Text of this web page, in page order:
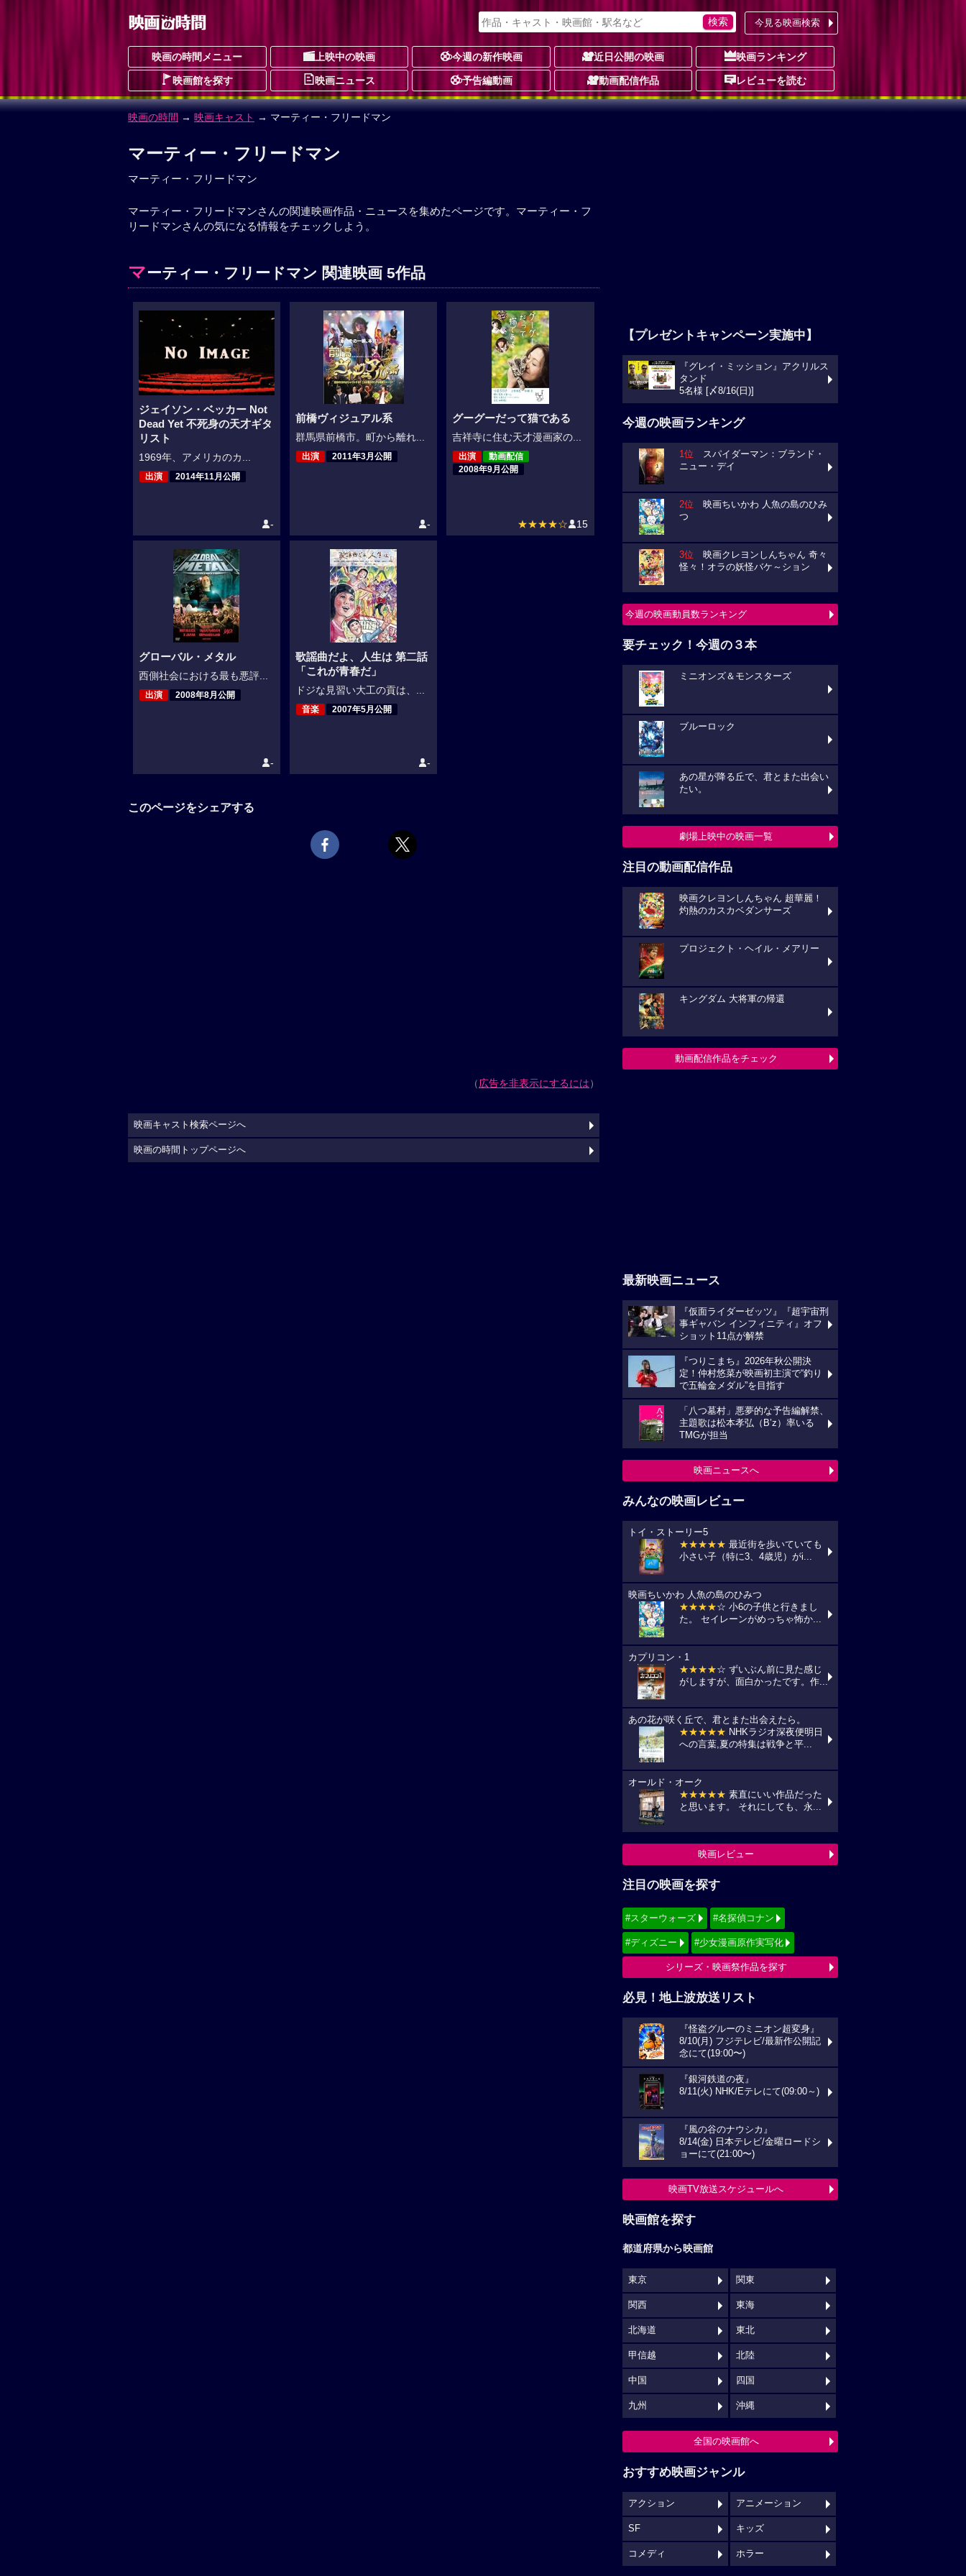
今見る映画検索
映画の時間メニュー 上映中の映画 今週の新作映画 近日公開の映画 映画ランキング
映画館を探す 映画ニュース 予告編動画 動画配信作品 レビューを読む
映画の時間 → 映画キャスト → マーティー・フリードマン
マーティー・フリードマン
マーティー・フリードマン
マーティー・フリードマンさんの関連映画作品・ニュースを集めたページです。マーティー・フ
リードマンさんの気になる情報をチェックしよう。
マーティー・フリードマン 関連映画 5作品
ジェイソン・ベッカー Not
Dead Yet 不死身の天才ギタ
リスト
1969年、アメリカのカ...
出演 2014年11月公開
-
前橋ヴィジュアル系
群馬県前橋市。町から離れ...
出演 2011年3月公開
-
グーグーだって猫である
吉祥寺に住む天才漫画家の...
出演
動画配信
2008年9月公開
★★★★☆ 15
グローバル・メタル
西側社会における最も悪評...
出演 2008年8月公開
-
歌謡曲だよ、人生は 第二話
「これが青春だ」
ドジな見習い大工の貢は、...
音楽 2007年5月公開
-
このページをシェアする
（広告を非表示にするには）
【プレゼントキャンペーン実施中】
『グレイ・ミッション』アクリルス
タンド
5名様 [〆8/16(日)]
今週の映画ランキング
1位 スパイダーマン：ブランド・
ニュー・デイ
2位 映画ちいかわ 人魚の島のひみ
つ
3位 映画クレヨンしんちゃん 奇々
怪々！オラの妖怪バケ～ション
今週の映画動員数ランキング
要チェック！今週の３本
ミニオンズ＆モンスターズ
ブルーロック
あの星が降る丘で、君とまた出会い
たい。
劇場上映中の映画一覧
注目の動画配信作品
映画クレヨンしんちゃん 超華麗！
灼熱のカスカベダンサーズ
プロジェクト・ヘイル・メアリー
キングダム 大将軍の帰還
動画配信作品をチェック
最新映画ニュース
『仮面ライダーゼッツ』『超宇宙刑
事ギャバン インフィニティ』オフ
ショット11点が解禁
『つりこまち』2026年秋公開決
定！仲村悠菜が映画初主演で“釣り
で五輪金メダル”を目指す
「八つ墓村」悪夢的な予告編解禁、
主題歌は松本孝弘（B’z）率いる
TMGが担当
映画ニュースへ
みんなの映画レビュー
トイ・ストーリー5
★★★★★ 最近街を歩いていても
小さい子（特に3、4歳児）がi...
映画ちいかわ 人魚の島のひみつ
★★★★☆ 小6の子供と行きまし
た。 セイレーンがめっちゃ怖か...
カプリコン・1
★★★★☆ ずいぶん前に見た感じ
がしますが、面白かったです。作...
あの花が咲く丘で、君とまた出会えたら。
★★★★★ NHKラジオ深夜便明日
への言葉,夏の特集は戦争と平...
オールド・オーク
★★★★★ 素直にいい作品だった
と思います。 それにしても、永...
映画レビュー
注目の映画を探す
#スターウォーズ #名探偵コナン
#ディズニー #少女漫画原作実写化
シリーズ・映画祭作品を探す
必見！地上波放送リスト
『怪盗グルーのミニオン超変身』
8/10(月) フジテレビ/最新作公開記
念にて(19:00〜)
『銀河鉄道の夜』
8/11(火) NHK/Eテレにて(09:00～)
『風の谷のナウシカ』
8/14(金) 日本テレビ/金曜ロードシ
ョーにて(21:00〜)
映画TV放送スケジュールへ
映画館を探す
都道府県から映画館
東京 関東
関西 東海
北海道 東北
甲信越 北陸
中国 四国
九州 沖縄
全国の映画館へ
おすすめ映画ジャンル
アクション アニメーション
SF キッズ
コメディ ホラー
映画キャスト検索ページへ
映画の時間トップページへ